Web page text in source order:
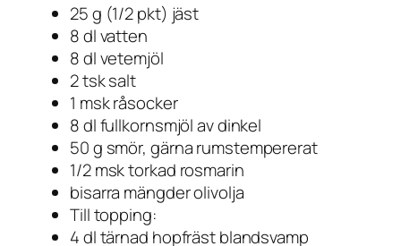
25 g (1/2 pkt) jäst
8 dl vatten
8 dl vetemjöl
2 tsk salt
1 msk råsocker
8 dl fullkornsmjöl av dinkel
50 g smör, gärna rumstempererat
1/2 msk torkad rosmarin
bisarra mängder olivolja
Till topping:
4 dl tärnad hopfräst blandsvamp